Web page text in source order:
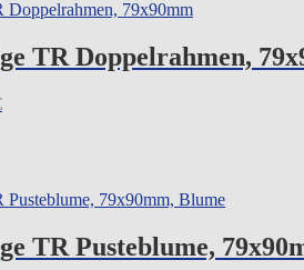
TR Doppelrahmen,
TR Pusteblume,